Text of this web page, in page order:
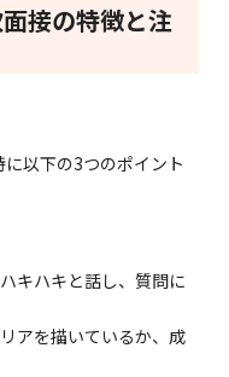
接の特徴と注
以下の3つのポイント
キハキと話し、質問に
アを描いているか、成